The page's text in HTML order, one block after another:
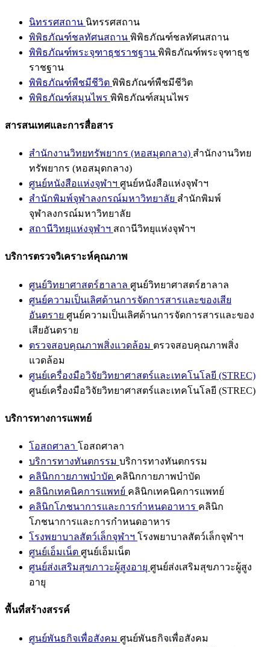
นิทรรศสถาน นิทรรศสถาน
พิพิธภัณฑ์ชลทัศนสถาน พิพิธภัณฑ์ชลทัศนสถาน
พิพิธภัณฑ์พระจุฑาธุชราชฐาน พิพิธภัณฑ์พระจุฑาธุช
ราชฐาน
พิพิธภัณฑ์พืชมีชีวิต พิพิธภัณฑ์พืชมีชีวิต
พิพิธภัณฑ์สมุนไพร พิพิธภัณฑ์สมุนไพร
สารสนเทศและการสื่อสาร
สำนักงานวิทยทรัพยากร (หอสมุดกลาง) สำนักงานวิทย
ทรัพยากร (หอสมุดกลาง)
ศูนย์หนังสือแห่งจุฬาฯ ศูนย์หนังสือแห่งจุฬาฯ
สำนักพิมพ์จุฬาลงกรณ์มหาวิทยาลัย สำนักพิมพ์
จุฬาลงกรณ์มหาวิทยาลัย
สถานีวิทยุแห่งจุฬาฯ สถานีวิทยุแห่งจุฬาฯ
บริการตรวจวิเคราะห์คุณภาพ
ศูนย์วิทยาศาสตร์ฮาลาล ศูนย์วิทยาศาสตร์ฮาลาล
ศูนย์ความเป็นเลิศด้านการจัดการสารและของเสีย
อันตราย ศูนย์ความเป็นเลิศด้านการจัดการสารและของ
เสียอันตราย
ตรวจสอบคุณภาพสิ่งแวดล้อม ตรวจสอบคุณภาพสิ่ง
แวดล้อม
ศูนย์เครื่องมือวิจัยวิทยาศาสตร์และเทคโนโลยี (STREC)
ศูนย์เครื่องมือวิจัยวิทยาศาสตร์และเทคโนโลยี (STREC)
บริการทางการแพทย์
โอสถศาลา โอสถศาลา
บริการทางทันตกรรม บริการทางทันตกรรม
คลินิกกายภาพบำบัด คลินิกกายภาพบำบัด
คลินิกเทคนิคการแพทย์ คลินิกเทคนิคการแพทย์
คลินิกโภชนาการและการกำหนดอาหาร คลินิก
โภชนาการและการกำหนดอาหาร
โรงพยาบาลสัตว์เล็กจุฬาฯ โรงพยาบาลสัตว์เล็กจุฬาฯ
ศูนย์เอ็มเน็ต ศูนย์เอ็มเน็ต
ศูนย์ส่งเสริมสุขภาวะผู้สูงอายุ ศูนย์ส่งเสริมสุขภาวะผู้สูง
อายุ
พื้นที่สร้างสรรค์
ศูนย์พันธกิจเพื่อสังคม ศูนย์พันธกิจเพื่อสังคม